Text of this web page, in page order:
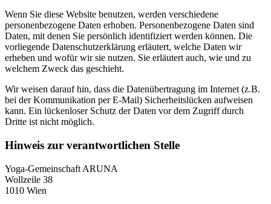
Wenn Sie diese Website benutzen, werden verschiedene
personenbezogene Daten erhoben. Personenbezogene Daten sind
Daten, mit denen Sie persönlich identifiziert werden können. Die
vorliegende Datenschutzerklärung erläutert, welche Daten wir
erheben und wofür wir sie nutzen. Sie erläutert auch, wie und zu
welchem Zweck das geschieht.
Wir weisen darauf hin, dass die Datenübertragung im Internet (z.B.
bei der Kommunikation per E-Mail) Sicherheitslücken aufweisen
kann. Ein lückenloser Schutz der Daten vor dem Zugriff durch
Dritte ist nicht möglich.
Hinweis zur verantwortlichen Stelle
Yoga-Gemeinschaft ARUNA
Wollzeile 38
1010 Wien